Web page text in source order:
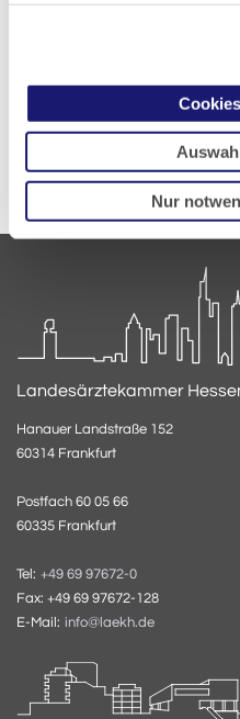
Nur
Landesärztekammer
Hanauer Landstraße 152
60314 Frankfurt
Postfach 60 05 66
60335 Frankfurt
Tel: +49 69 97672-0
Fax: +49 69 97672-128
E-Mail: info@laekh.de